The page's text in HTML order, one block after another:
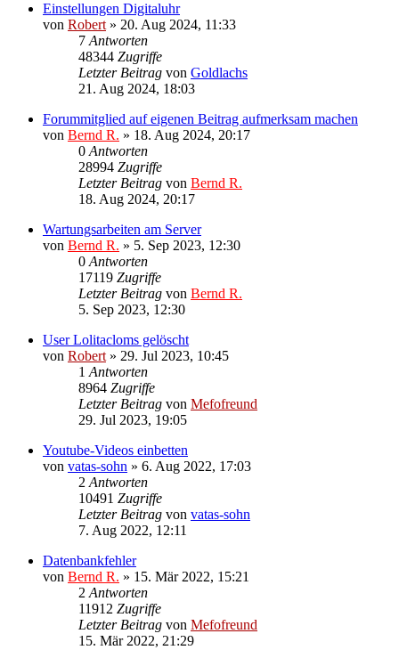
Einstellungen Digitaluhr
von Robert » 20. Aug 2024, 11:33
7 Antworten
48344 Zugriffe
Letzter Beitrag von Goldlachs
21. Aug 2024, 18:03
Forummitglied auf eigenen Beitrag aufmerksam machen
von Bernd R. » 18. Aug 2024, 20:17
0 Antworten
28994 Zugriffe
Letzter Beitrag von Bernd R.
18. Aug 2024, 20:17
Wartungsarbeiten am Server
von Bernd R. » 5. Sep 2023, 12:30
0 Antworten
17119 Zugriffe
Letzter Beitrag von Bernd R.
5. Sep 2023, 12:30
User Lolitacloms gelöscht
von Robert » 29. Jul 2023, 10:45
1 Antworten
8964 Zugriffe
Letzter Beitrag von Mefofreund
29. Jul 2023, 19:05
Youtube-Videos einbetten
von vatas-sohn » 6. Aug 2022, 17:03
2 Antworten
10491 Zugriffe
Letzter Beitrag von vatas-sohn
7. Aug 2022, 12:11
Datenbankfehler
von Bernd R. » 15. Mär 2022, 15:21
2 Antworten
11912 Zugriffe
Letzter Beitrag von Mefofreund
15. Mär 2022, 21:29